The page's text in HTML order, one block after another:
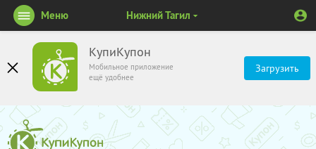
КупиКупон
Мобильное приложение
ещё удобнее
Загрузить
Меню Нижний Тагил